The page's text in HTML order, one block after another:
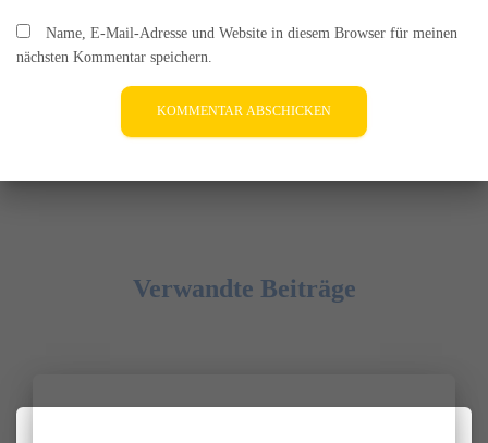
Name, E-Mail-Adresse und Website in diesem Browser für meinen
nächsten Kommentar speichern.
Verwandte Beiträge